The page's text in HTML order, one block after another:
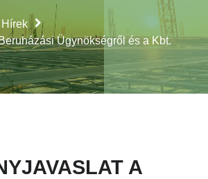
Hírek
Ügynökségről és a Kbt.
A